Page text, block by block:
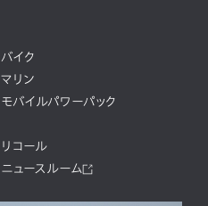
バイク
マリン
モバイルパワーパック
リコール
ニュースルーム